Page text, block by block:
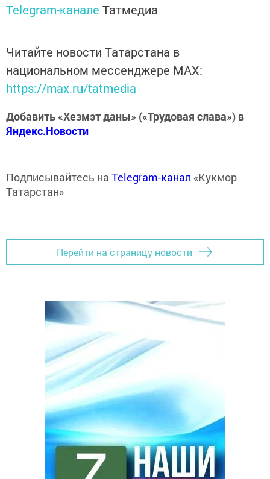
Telegram-канале Татмедиа
Читайте новости Татарстана в
национальном мессенджере MАХ:
https://max.ru/tatmedia
Добавить «Хезмэт даны» («Трудовая слава») в
Яндекс.Новости
Подписывайтесь на Telegram-канал «Кукмор
Татарстан»
Перейти на страницу новости